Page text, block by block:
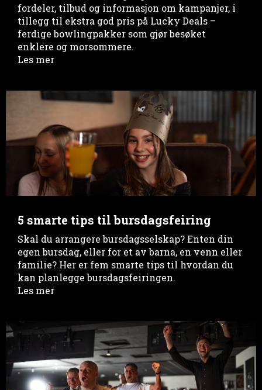
fordeler, tilbud og informasjon om kampanjer, i
tillegg til ekstra god pris på Lucky Deals –
ferdige bowlingpakker som gjør besøket
enklere og morsommere.
Les mer
5 smarte tips til bursdagsfeiring
Skal du arrangere bursdagsselskap? Enten din
egen bursdag, eller for et av barna, en venn eller
familie? Her er fem smarte tips til hvordan du
kan planlegge bursdagsfeiringen.
Les mer